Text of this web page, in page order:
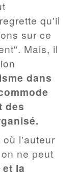
qu'il
sur ce
Mais, il
dans
des
où l'auteur
ne peut
la